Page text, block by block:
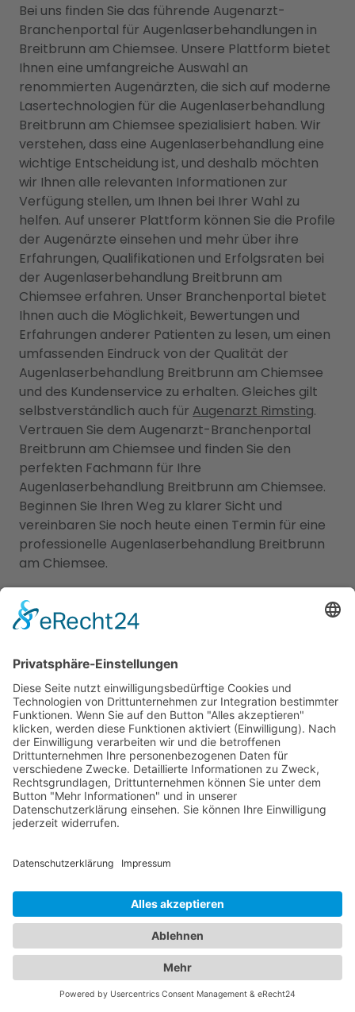
Bei uns finden Sie das führende Augenarzt-
Branchenportal für Augenlaserbehandlungen in
Breitbrunn am Chiemsee. Unsere Plattform bietet
Ihnen eine umfangreiche Auswahl an
renommierten Augenärzten, die sich auf moderne
Lasertechnologien für die Augenlaserbehandlung
Breitbrunn am Chiemsee spezialisiert haben. Wir
verstehen, dass eine Augenlaserbehandlung eine
wichtige Entscheidung ist, und deshalb möchten
wir Ihnen alle relevanten Informationen zur
Verfügung stellen, um Ihnen bei Ihrer Wahl zu
helfen. Auf unserer Plattform können Sie die Profile
der Augenärzte einsehen und mehr über ihre
Erfahrungen, Qualifikationen und Erfolgsraten bei
der Augenlaserbehandlung Breitbrunn am
Chiemsee erfahren. Unser Branchenportal bietet
Ihnen auch die Möglichkeit, Bewertungen und
Erfahrungen anderer Patienten zu lesen, um einen
umfassenden Eindruck von der Qualität der
Augenlaserbehandlung Breitbrunn am Chiemsee
und des Kundenservice zu erhalten. Gleiches gilt
selbstverständlich auch für Augenarzt Rimsting.
Vertrauen Sie dem Augenarzt-Branchenportal
Breitbrunn am Chiemsee und finden Sie den
perfekten Fachmann für Ihre
Augenlaserbehandlung Breitbrunn am Chiemsee.
Beginnen Sie Ihren Weg zu klarer Sicht und
vereinbaren Sie noch heute einen Termin für eine
professionelle Augenlaserbehandlung Breitbrunn
am Chiemsee.
Augenarzt und Kinderarzt in
Breitbrunn am Chiemsee:
Versorgung für die ganze
Familie
Wir verstehen, dass die Gesundheit Ihrer Familie
von größter Bedeutung ist, daher haben wir alle
wichtigen Informationen an einem Ort für Sie
zusammengefasst. Unsere erfahrenen Augenärzte
in Breitbrunn am Chiemsee sind Experten für
Augengesundheit und bieten eine Vielzahl von
sowie die Behandlung von Augenkrankheiten. Sie
verwenden modernste Technologien, um genaue
Diagnosen zu stellen und eine optimale
Versorgung zu gewährleisten. Für die kleinen
Patienten bieten wir Ihnen zudem eine Übersicht
an qualifizierten Kinderärzten in Breitbrunn am
Chiemsee, die sich umfassend um das